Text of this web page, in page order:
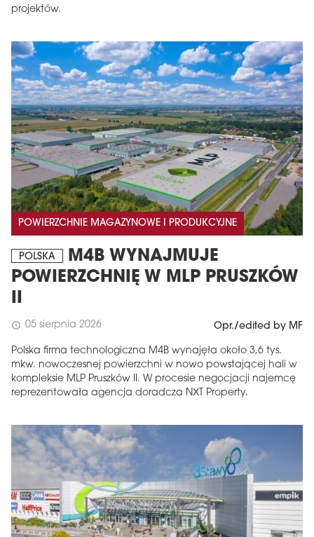
projektów.
POWIERZCHNIE MAGAZYNOWE I PRODUKCYJNE
POLSKA
M4B WYNAJMUJE
POWIERZCHNIĘ W MLP PRUSZKÓW
II
schedule 05 sierpnia 2026 Opr./edited by MF
Polska firma technologiczna M4B wynajęła około 3,6 tys.
mkw. nowoczesnej powierzchni w nowo powstającej hali w
kompleksie MLP Pruszków II. W procesie negocjacji najemcę
reprezentowała agencja doradcza NXT Property.